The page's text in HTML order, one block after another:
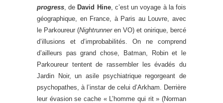
progress , de David Hine, c’est un voyage à la fois
géographique, en France, à Paris au Louvre, avec
le Parkoureur (Nightrunneren VO) et onirique, bercé
d’illusions et d’improbabilités. On ne comprend
d’ailleurs pas grand chose, Batman, Robin et le
Parkoureur tentent de rassembler les évadés du
Jardin Noir, un asile psychiatrique regorgeant de
psychopathes, à l’instar de celui d’Arkham. Derrière
leur évasion se cache « L’homme qui rit » (Norman